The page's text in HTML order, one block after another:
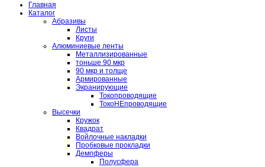
Главная
Каталог
Абразивы
Листы
Круги
Алюминиевые ленты
Металлизированные
тоньше 90 мкр
90 мкр и толще
Армированные
Экранирующие
Токопроводящие
ТокоНЕпроводящие
Высечки
Кружок
Квадрат
Войлочные накладки
Пробковые прокладки
Демпферы
Полусфера